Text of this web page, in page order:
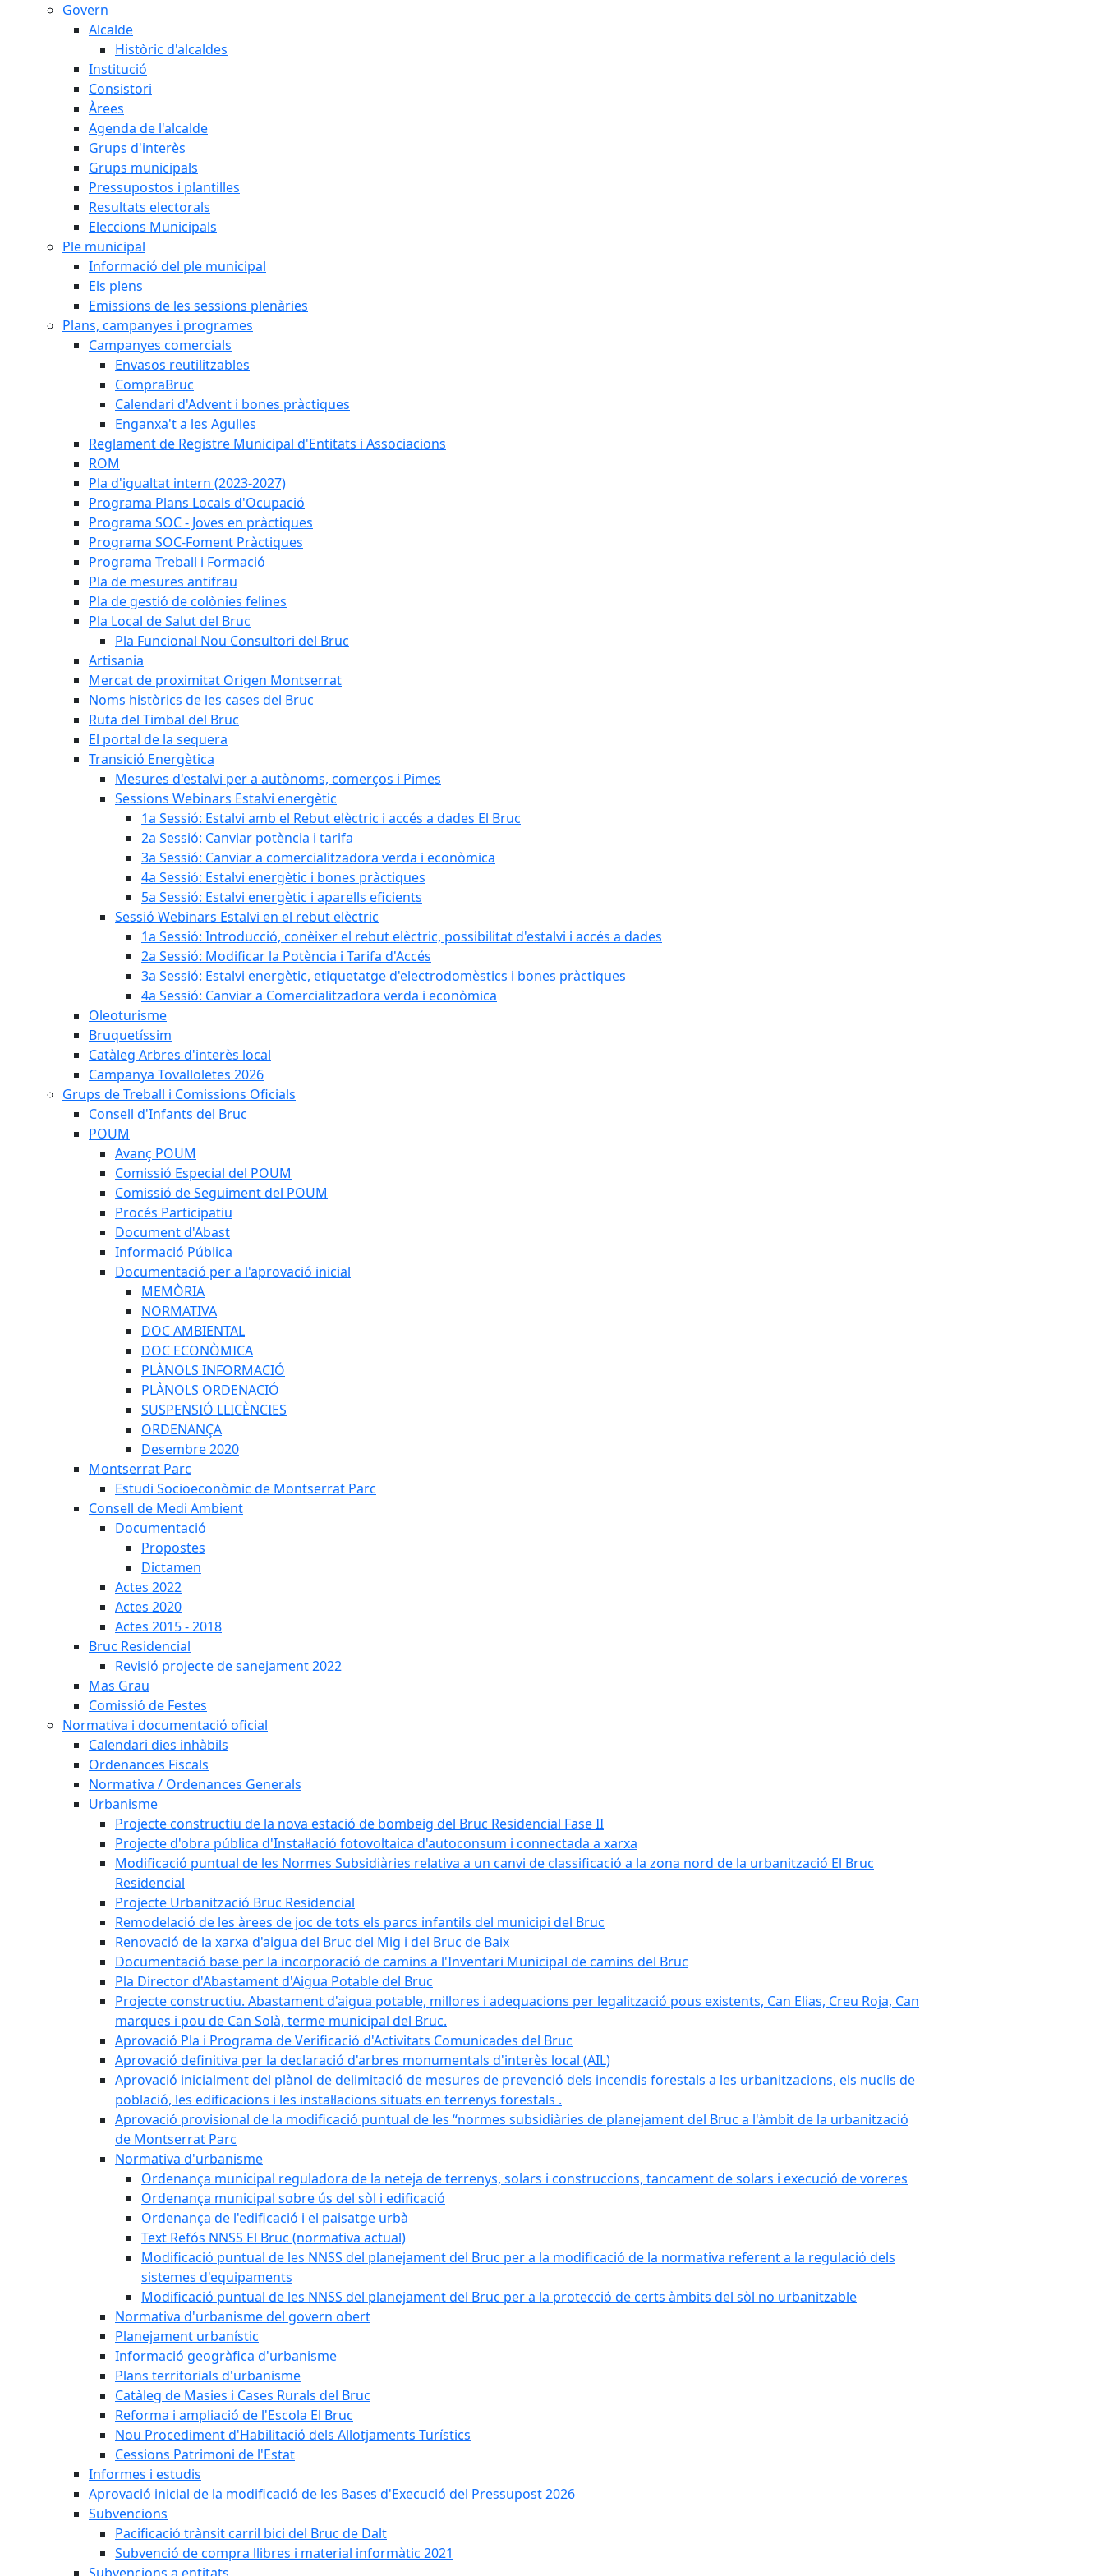
Govern
Alcalde
Històric d'alcaldes
Institució
Consistori
Àrees
Agenda de l'alcalde
Grups d'interès
Grups municipals
Pressupostos i plantilles
Resultats electorals
Eleccions Municipals
Ple municipal
Informació del ple municipal
Els plens
Emissions de les sessions plenàries
Plans, campanyes i programes
Campanyes comercials
Envasos reutilitzables
CompraBruc
Calendari d'Advent i bones pràctiques
Enganxa't a les Agulles
Reglament de Registre Municipal d'Entitats i Associacions
ROM
Pla d'igualtat intern (2023-2027)
Programa Plans Locals d'Ocupació
Programa SOC - Joves en pràctiques
Programa SOC-Foment Pràctiques
Programa Treball i Formació
Pla de mesures antifrau
Pla de gestió de colònies felines
Pla Local de Salut del Bruc
Pla Funcional Nou Consultori del Bruc
Artisania
Mercat de proximitat Origen Montserrat
Noms històrics de les cases del Bruc
Ruta del Timbal del Bruc
El portal de la sequera
Transició Energètica
Mesures d'estalvi per a autònoms, comerços i Pimes
Sessions Webinars Estalvi energètic
1a Sessió: Estalvi amb el Rebut elèctric i accés a dades El Bruc
2a Sessió: Canviar potència i tarifa
3a Sessió: Canviar a comercialitzadora verda i econòmica
4a Sessió: Estalvi energètic i bones pràctiques
5a Sessió: Estalvi energètic i aparells eficients
Sessió Webinars Estalvi en el rebut elèctric
1a Sessió: Introducció, conèixer el rebut elèctric, possibilitat d'estalvi i accés a dades
2a Sessió: Modificar la Potència i Tarifa d'Accés
3a Sessió: Estalvi energètic, etiquetatge d'electrodomèstics i bones pràctiques
4a Sessió: Canviar a Comercialitzadora verda i econòmica
Oleoturisme
Bruquetíssim
Catàleg Arbres d'interès local
Campanya Tovalloletes 2026
Grups de Treball i Comissions Oficials
Consell d'Infants del Bruc
POUM
Avanç POUM
Comissió Especial del POUM
Comissió de Seguiment del POUM
Procés Participatiu
Document d'Abast
Informació Pública
Documentació per a l'aprovació inicial
MEMÒRIA
NORMATIVA
DOC AMBIENTAL
DOC ECONÒMICA
PLÀNOLS INFORMACIÓ
PLÀNOLS ORDENACIÓ
SUSPENSIÓ LLICÈNCIES
ORDENANÇA
Desembre 2020
Montserrat Parc
Estudi Socioeconòmic de Montserrat Parc
Consell de Medi Ambient
Documentació
Propostes
Dictamen
Actes 2022
Actes 2020
Actes 2015 - 2018
Bruc Residencial
Revisió projecte de sanejament 2022
Mas Grau
Comissió de Festes
Normativa i documentació oficial
Calendari dies inhàbils
Ordenances Fiscals
Normativa / Ordenances Generals
Urbanisme
Projecte constructiu de la nova estació de bombeig del Bruc Residencial Fase II
Projecte d'obra pública d'Instal·lació fotovoltaica d'autoconsum i connectada a xarxa
Modificació puntual de les Normes Subsidiàries relativa a un canvi de classificació a la zona nord de la urbanització El Bruc
Residencial
Projecte Urbanització Bruc Residencial
Remodelació de les àrees de joc de tots els parcs infantils del municipi del Bruc
Renovació de la xarxa d'aigua del Bruc del Mig i del Bruc de Baix
Documentació base per la incorporació de camins a l'Inventari Municipal de camins del Bruc
Pla Director d'Abastament d'Aigua Potable del Bruc
Projecte constructiu. Abastament d'aigua potable, millores i adequacions per legalització pous existents, Can Elias, Creu Roja, Can
marques i pou de Can Solà, terme municipal del Bruc.
Aprovació Pla i Programa de Verificació d'Activitats Comunicades del Bruc
Aprovació definitiva per la declaració d'arbres monumentals d'interès local (AIL)
Aprovació inicialment del plànol de delimitació de mesures de prevenció dels incendis forestals a les urbanitzacions, els nuclis de
població, les edificacions i les instal·lacions situats en terrenys forestals .
Aprovació provisional de la modificació puntual de les “normes subsidiàries de planejament del Bruc a l'àmbit de la urbanització
de Montserrat Parc
Normativa d'urbanisme
Ordenança municipal reguladora de la neteja de terrenys, solars i construccions, tancament de solars i execució de voreres
Ordenança municipal sobre ús del sòl i edificació
Ordenança de l'edificació i el paisatge urbà
Text Refós NNSS El Bruc (normativa actual)
Modificació puntual de les NNSS del planejament del Bruc per a la modificació de la normativa referent a la regulació dels
sistemes d'equipaments
Modificació puntual de les NNSS del planejament del Bruc per a la protecció de certs àmbits del sòl no urbanitzable
Normativa d'urbanisme del govern obert
Planejament urbanístic
Informació geogràfica d'urbanisme
Plans territorials d'urbanisme
Catàleg de Masies i Cases Rurals del Bruc
Reforma i ampliació de l'Escola El Bruc
Nou Procediment d'Habilitació dels Allotjaments Turístics
Cessions Patrimoni de l'Estat
Informes i estudis
Aprovació inicial de la modificació de les Bases d'Execució del Pressupost 2026
Subvencions
Pacificació trànsit carril bici del Bruc de Dalt
Subvenció de compra llibres i material informàtic 2021